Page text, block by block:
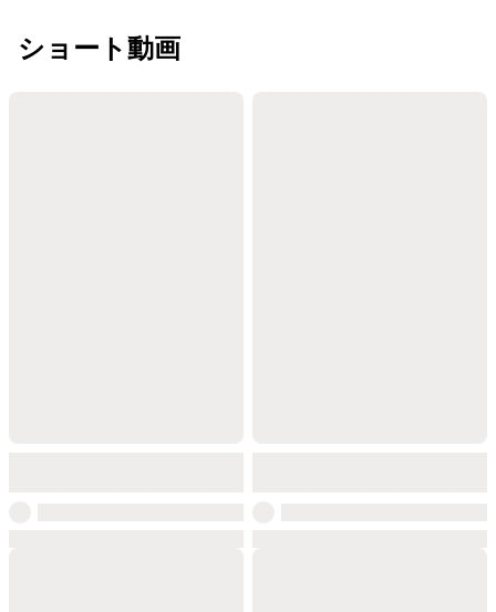
ショート動画